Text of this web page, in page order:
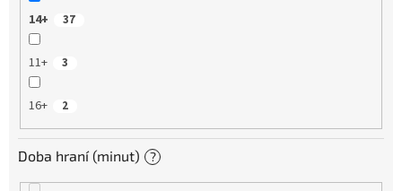
14+ 37
11+ 3
16+ 2
Doba hraní (minut) ?